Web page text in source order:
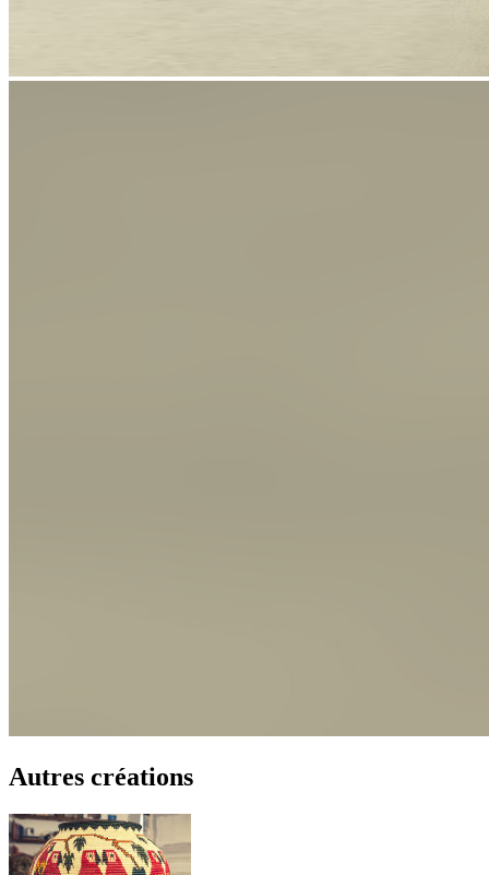
Autres créations